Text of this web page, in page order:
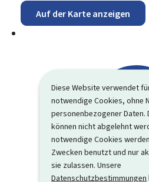
Diese Website verwendet
notwendige Cookies, ohne
personenbezogener Daten.
können nicht abgelehnt
notwendige Cookies
Zwecken benutzt und nur
sie zulassen. Unsere
Datenschutzbestimmungen
Auf der Karte anzeigen